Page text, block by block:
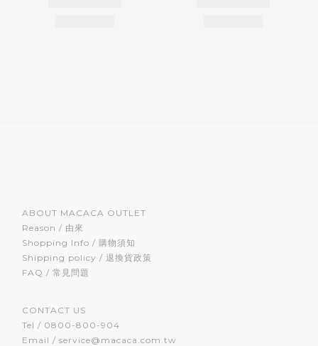
ABOUT MACACA OUTLET
Reason / 由來
Shopping Info / 購物須知
Shipping policy / 退換貨政策
FAQ / 常見問題
CONTACT US
Tel / 0800-800-904
Email / service@macaca.com.tw